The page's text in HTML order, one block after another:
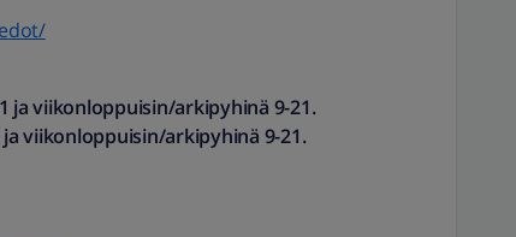
ja viikonloppuisin/arkipyhinä 9-21.
ja viikonloppuisin/arkipyhinä 9-21.